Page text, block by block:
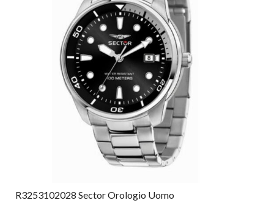
R3253102028 Sector Orologio Uomo